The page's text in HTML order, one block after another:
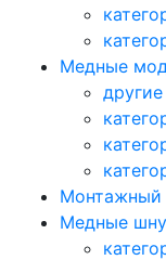
Медные
Монтажный
Медные